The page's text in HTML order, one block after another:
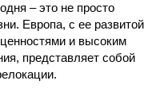
– это не просто
Европа, с ее развитой
и высоким
представляет собой